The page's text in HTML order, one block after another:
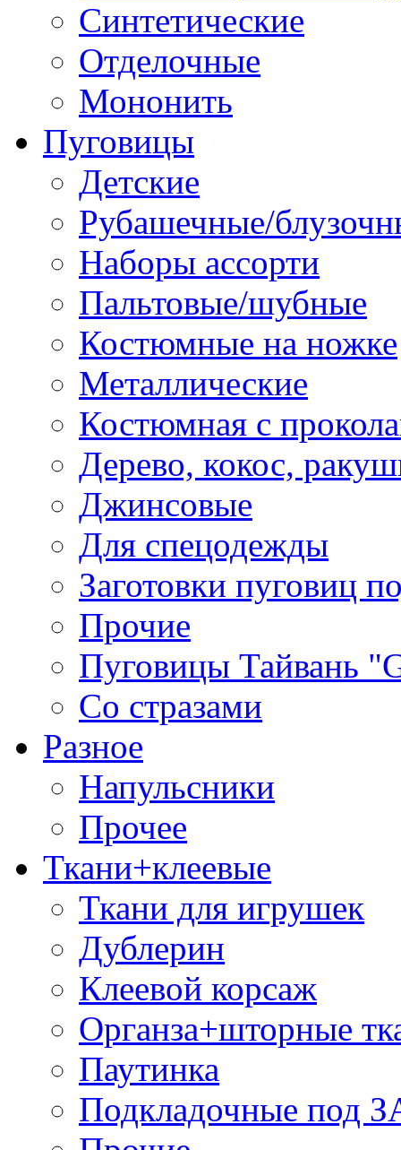
Синтетические
Отделочные
Мононить
Пуговицы
Детские
Рубашечные/
Наборы ассорти
Пальтовые/шубные
Костюмные на ножке
Металлические
Костюмная с
Дерево, кокос,
Джинсовые
Для спецодежды
Заготовки пуговиц
Прочие
Пуговицы Тайвань
Со стразами
Разное
Напульсники
Прочее
Ткани+клеевые
Ткани для игрушек
Дублерин
Клеевой корсаж
Органза+шторные
Паутинка
Подкладочные под